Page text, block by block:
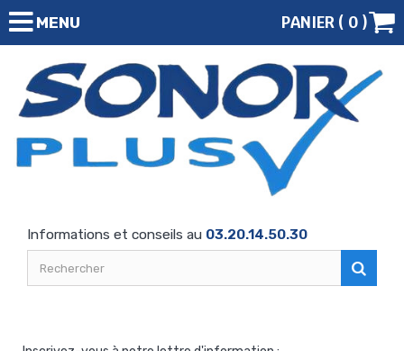
MENU PANIER ( 0 )
Informations et conseils au 03.20.14.50.30